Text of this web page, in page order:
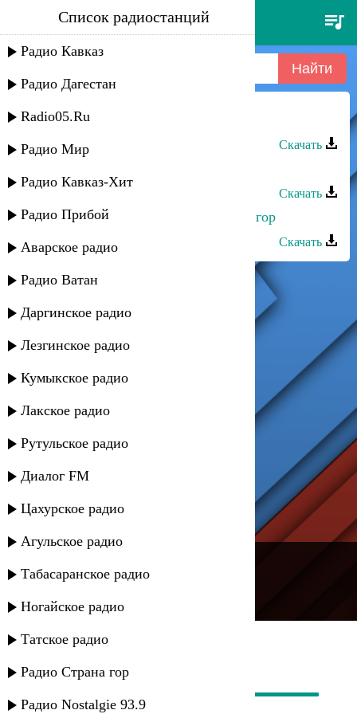
абхаз. быстр ритм - абхаз.
быстр ритм
Список радиостанций
Радио Кавказ
Радио Дагестан
Radio05.Ru
Радио Мир
Радио Кавказ-Хит
Радио Прибой
Аварское радио
Радио Ватан
Даргинское радио
Лезгинское радио
Кумыкское радио
Лакское радио
Рутульское радио
Диалог FM
Цахурское радио
Агульское радио
Табасаранское радио
Ногайское радио
Татское радио
Радио Страна гор
Радио Nostalgie 93.9
Сабина Алиева - В ритме танца
Скачать
Скачать
Dj_Nariman - Dj_Nariman – Ритмы гор
Скачать
---
Русское радио